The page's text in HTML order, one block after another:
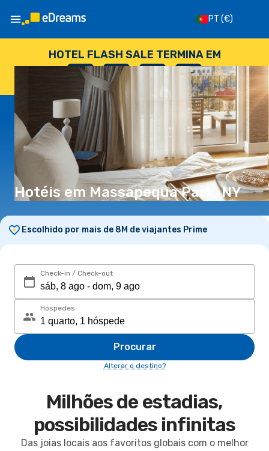
PT (€)
HOTEL FLASH SALE TERMINA EM
--
DIAS
: --
HORAS
: --
SEGUNDOS
Hotéis em Massapequa Park, NY
Escolhido por mais de 8M de viajantes Prime
Check-in / Check-out
Hóspedes
Procurar
Alterar o destino?
Milhões de estadias,
possibilidades infinitas
Das joias locais aos favoritos globais com o melhor